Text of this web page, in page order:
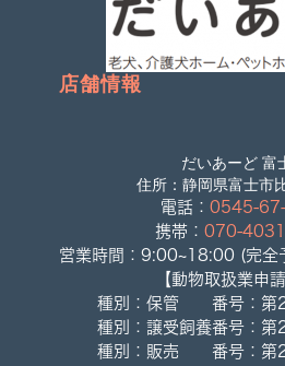
店舗情報
だいあーど 富
住所：静岡県富士市
電話： 0545-
携帯： 070-
営業時間：9:00~18:00 (完全
【動物取扱業申
種別：保管 番号：第
種別：譲受飼養番号：
種別：販売 番号：第